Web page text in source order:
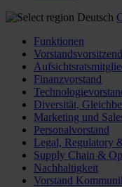
Deutsch
Funktionen
Finanzvorstand
Diversität,
Marketing und
Personalvorstand
Legal, Regulatory
Supply Chain &
Nachhaltigkeit
Vorstand